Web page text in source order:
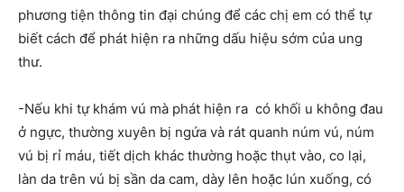
phương tiện thông tin đại chúng để các chị em có thể tự
biết cách để phát hiện ra những dấu hiệu sớm của ung
thư.
-Nếu khi tự khám vú mà phát hiện ra có khối u không đau
ở ngực, thường xuyên bị ngứa và rát quanh núm vú, núm
vú bị rỉ máu, tiết dịch khác thường hoặc thụt vào, co lại,
làn da trên vú bị sần da cam, dày lên hoặc lún xuống, có